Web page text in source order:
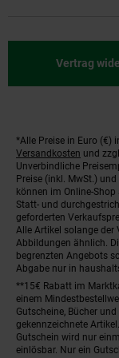
Vertrag
Fußnoten
*Alle Preise in Euro (€)
Versandkosten und
Unverbindliche
Preise (inkl. MwSt.)
können im Online-Shop
Statt- und
geforderten
Alle Artikel solange der
Abbildungen ähnlich.
begrenzten Angebots
Abgabe nur in
**15€ Rabatt im
einem
Gutscheine, Bücher
gekennzeichnete
Gutschein wird nur
einlösbar. Nur ein